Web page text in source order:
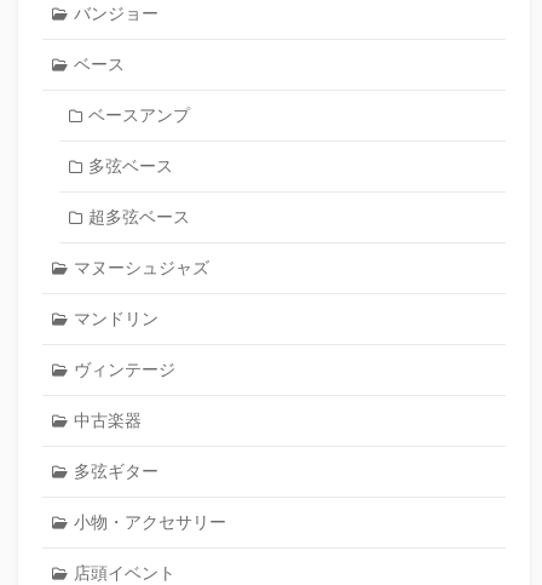
バンジョー
ベース
ベースアンプ
多弦ベース
超多弦ベース
マヌーシュジャズ
マンドリン
ヴィンテージ
中古楽器
多弦ギター
小物・アクセサリー
店頭イベント